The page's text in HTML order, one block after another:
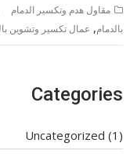
مقاول هدم وتكسير الدمام
بالدمام, عمال تكسير وتشوين
Categories
Uncategorized (1)